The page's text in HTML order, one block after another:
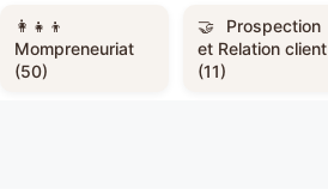
Mompreneuriat
(50)
Prospection
et Relation client
(11)